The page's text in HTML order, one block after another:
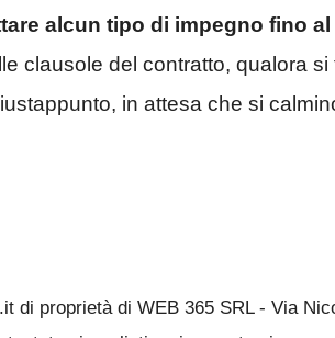
alcun tipo di impegno fino al
clausole del contratto, qualora
in attesa che si
di proprietà di WEB 365 SRL - Via